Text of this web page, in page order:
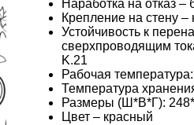
Наработка на отказ –
Крепление на стену –
Устойчивость к
сверхпроводящим
K.21
Рабочая
Температура
Размеры (Ш*В*Г):
Цвет – красный